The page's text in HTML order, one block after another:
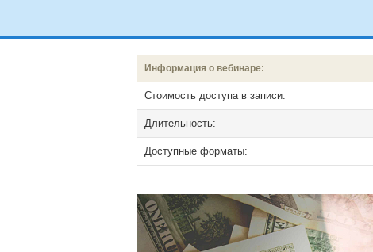
Информация о вебинаре:
Стоимость доступа в записи:
Длительность:
Доступные форматы: